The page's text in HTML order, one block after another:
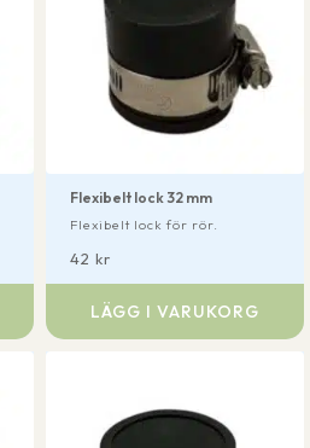
Flexibelt lock 32 mm
42 kr
Flexibelt lock för rör.
LÄGG I VARUKORG